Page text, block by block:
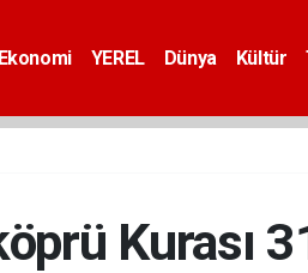
Ekonomi YEREL Dünya Kültür
Kurası